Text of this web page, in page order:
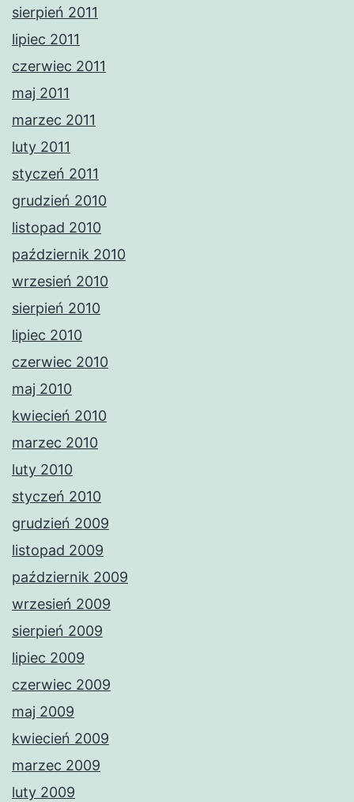
sierpień 2011
lipiec 2011
czerwiec 2011
maj 2011
marzec 2011
luty 2011
styczeń 2011
grudzień 2010
listopad 2010
październik 2010
wrzesień 2010
sierpień 2010
lipiec 2010
czerwiec 2010
maj 2010
kwiecień 2010
marzec 2010
luty 2010
styczeń 2010
grudzień 2009
listopad 2009
październik 2009
wrzesień 2009
sierpień 2009
lipiec 2009
czerwiec 2009
maj 2009
kwiecień 2009
marzec 2009
luty 2009